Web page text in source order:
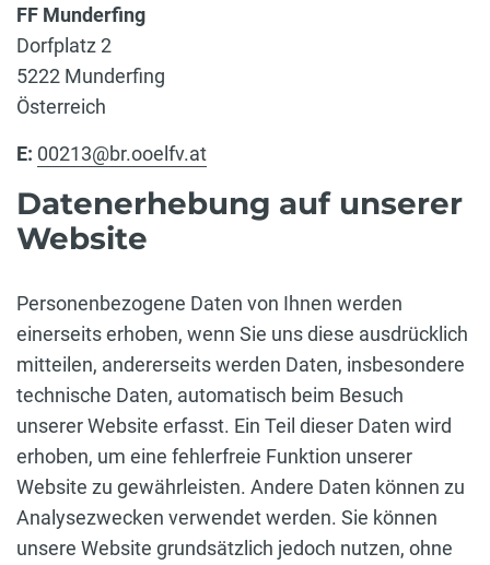
FF Munderfing
Dorfplatz 2
5222 Munderfing
Österreich
E: 00213@br.ooelfv.at
Datenerhebung auf unserer
Website
Personenbezogene Daten von Ihnen werden
einerseits erhoben, wenn Sie uns diese ausdrücklich
mitteilen, andererseits werden Daten, insbesondere
technische Daten, automatisch beim Besuch
unserer Website erfasst. Ein Teil dieser Daten wird
erhoben, um eine fehlerfreie Funktion unserer
Website zu gewährleisten. Andere Daten können zu
Analysezwecken verwendet werden. Sie können
unsere Website grundsätzlich jedoch nutzen, ohne